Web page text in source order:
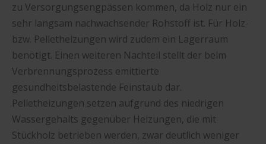
zu Versorgungsengpässen kommen, da Holz nur ein
sehr langsam nachwachsender Rohstoff ist. Für Holz-
bzw. Pelletheizungen wird zudem ein Lagerraum
benötigt. Einen weiteren Nachteil stellt der beim
Verbrennungsprozess emittierte
gesundheitsbelastende Feinstaub dar.
Pelletheizungen setzen aufgrund des niedrigen
Wassergehalts gegenüber Heizungen, die mit
Stückholz betrieben werden, zwar deutlich weniger